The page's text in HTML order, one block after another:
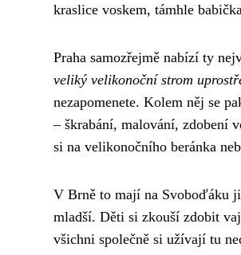
kraslice voskem, támhle
Praha samozřejmě nabízí ty
veliký velikonoční strom
nezapomenete. Kolem něj se
– škrabání, malování, zdobení
si na velikonočního beránka
V Brně to mají na Svoboďáku
mladší. Děti si zkouší zdobit
všichni společně si užívají tu